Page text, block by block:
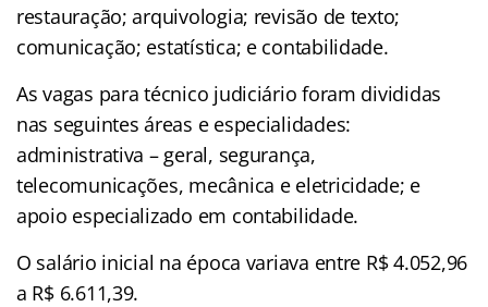
restauração; arquivologia; revisão de texto;
comunicação; estatística; e contabilidade.
As vagas para técnico judiciário foram divididas
nas seguintes áreas e especialidades:
administrativa – geral, segurança,
telecomunicações, mecânica e eletricidade; e
apoio especializado em contabilidade.
O salário inicial na época variava entre R$ 4.052,96
a R$ 6.611,39.